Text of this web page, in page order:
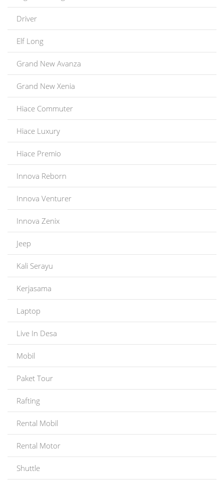
Driver
Elf Long
Grand New Avanza
Grand New Xenia
Hiace Commuter
Hiace Luxury
Hiace Premio
Innova Reborn
Innova Venturer
Innova Zenix
Jeep
Kali Serayu
Kerjasama
Laptop
Live In Desa
Mobil
Paket Tour
Rafting
Rental Mobil
Rental Motor
Shuttle